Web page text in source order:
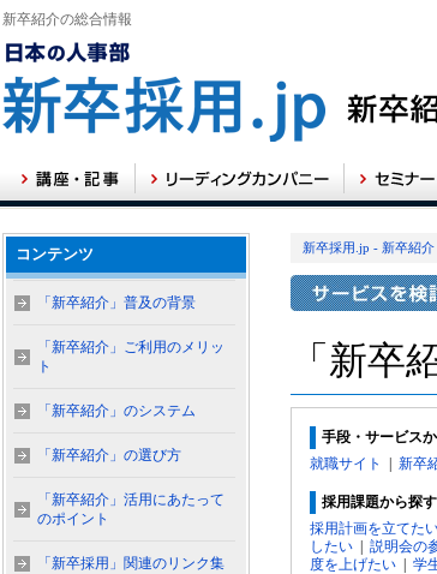
新卒紹介の総合情報
新卒採用.jp - 新卒紹
「新卒
手段・サービス
就職サイト
新卒
採用課題から探す
採用計画を立てた
したい
説明会の
度を上げたい
学
コンテンツ
「新卒紹介」普及の背景
「新卒紹介」ご利用のメリッ
ト
「新卒紹介」のシステム
「新卒紹介」の選び方
「新卒紹介」活用にあたって
のポイント
「新卒採用」関連のリンク集